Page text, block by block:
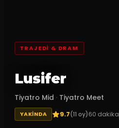
TRAJEDI & DRAM
Lusifer
Tiyatro Mid · Tiyatro Meet
YAKINDA 9.7(11 oy)60 dakika